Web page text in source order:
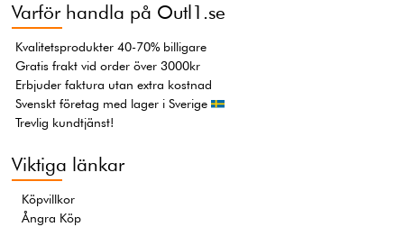
Varför handla på Outl1.se
Kvalitetsprodukter 40-70% billigare
Gratis frakt vid order över 3000kr
Erbjuder faktura utan extra kostnad
Svenskt företag med lager i Sverige
Trevlig kundtjänst!
Viktiga länkar
Köpvillkor
Ångra Köp